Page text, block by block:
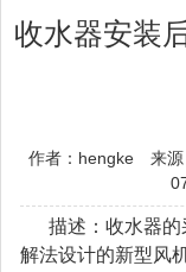
收水器安装
作者：hengke 来
描述：收水器
解法设计的新型风